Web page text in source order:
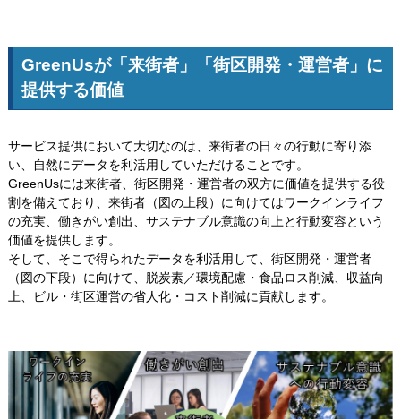
GreenUsが「来街者」「街区開発・運営者」に
提供する価値
サービス提供において大切なのは、来街者の日々の行動に寄り添
い、自然にデータを利活用していただけることです。
GreenUsには来街者、街区開発・運営者の双方に価値を提供する役
割を備えており、来街者（図の上段）に向けてはワークインライフ
の充実、働きがい創出、サステナブル意識の向上と行動変容という
価値を提供します。
そして、そこで得られたデータを利活用して、街区開発・運営者
（図の下段）に向けて、脱炭素／環境配慮・食品ロス削減、収益向
上、ビル・街区運営の省人化・コスト削減に貢献します。